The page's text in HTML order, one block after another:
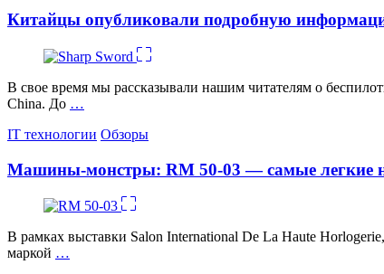
Китайцы опубликовали подробную
В свое время мы рассказывали нашим читателям о
China. До …
Категории
IT технологии Обзоры
Машины-монстры: RM 50-03 — самые легкие
В рамках выставки Salon International De La Haute
маркой …